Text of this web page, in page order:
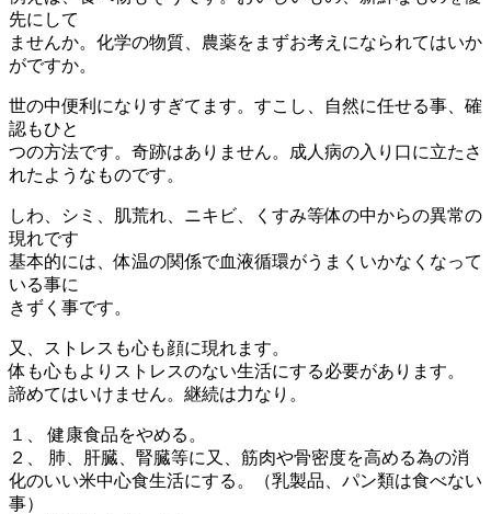
先にして
ませんか。化学の物質、農薬をまずお考えになられてはいか
がですか。
世の中便利になりすぎてます。すこし、自然に任せる事、確
認もひと
つの方法です。奇跡はありません。成人病の入り口に立たさ
れたようなものです。
しわ、シミ、肌荒れ、ニキビ、くすみ等体の中からの異常の
現れです
基本的には、体温の関係で血液循環がうまくいかなくなって
いる事に
きずく事です。
又、ストレスも心も顔に現れます。
体も心もよりストレスのない生活にする必要があります。
諦めてはいけません。継続は力なり。
１、 健康食品をやめる。
２、 肺、肝臓、腎臓等に又、筋肉や骨密度を高める為の消
化のいい米中心食生活にする。（乳製品、パン類は食べない
事）